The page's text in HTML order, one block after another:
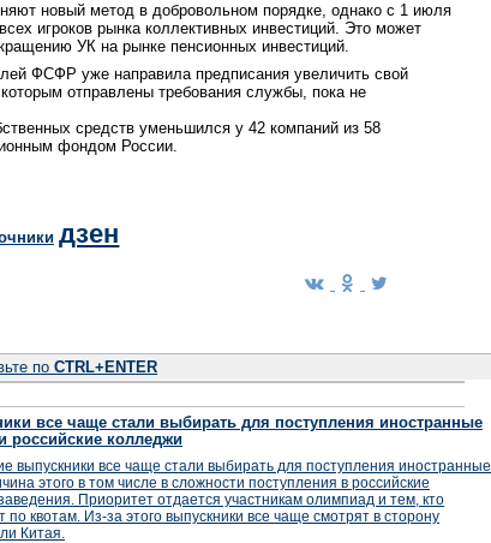
новый метод в добровольном порядке, однако с 1 июля
игроков рынка коллективных инвестиций. Это может
УК на рынке пенсионных инвестиций.
ФСФР уже направила предписания увеличить свой
отправлены требования службы, пока не
средств уменьшился у 42 компаний из 58
фондом России.
дзен
по CTRL+ENTER
все чаще стали выбирать для поступления иностранные
российские колледжи
выпускники все чаще стали выбирать для поступления иностранные
этого в том числе в сложности поступления в российские
Приоритет отдается участникам олимпиад и тем, кто
по квотам. Из-за этого выпускники все чаще смотрят в сторону
Китая.